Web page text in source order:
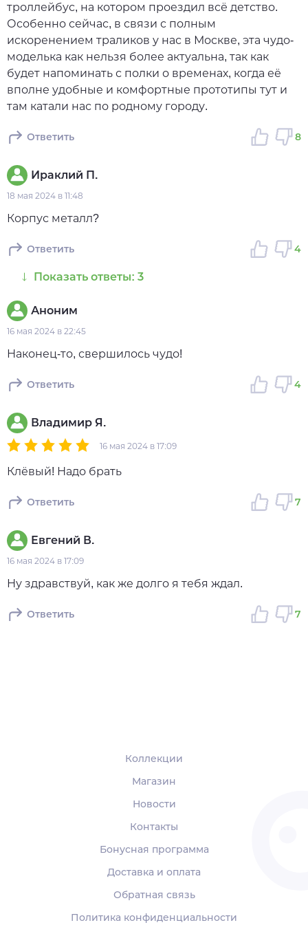
троллейбус, на котором проездил всё детство.
Особенно сейчас, в связи с полным
искоренением траликов у нас в Москве, эта чудо-
моделька как нельзя более актуальна, так как
будет напоминать с полки о временах, когда её
вполне удобные и комфортные прототипы тут и
там катали нас по родному городу.
Ответить 8
Ираклий П.
18 мая 2024 в 11:48
Корпус металл?
Ответить 4
Показать ответы: 3
Аноним
16 мая 2024 в 22:45
Наконец-то, свершилось чудо!
Ответить 4
Владимир Я.
16 мая 2024 в 17:09
Клёвый! Надо брать
Ответить 7
Евгений В.
16 мая 2024 в 17:09
Ну здравствуй, как же долго я тебя ждал.
Ответить 7
Коллекции
Магазин
Новости
Контакты
Бонусная программа
Доставка и оплата
Обратная связь
Политика конфиденциальности